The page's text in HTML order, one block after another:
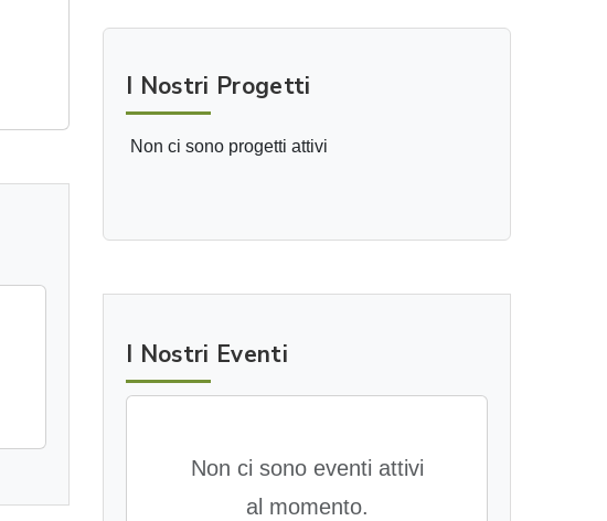
I Nostri Progetti
Non ci sono progetti attivi
I Nostri Eventi
Non ci sono eventi attivi
al momento.